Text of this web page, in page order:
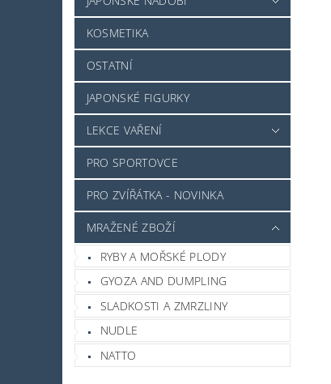
KOSMETIKA
OSTATNÍ
JAPONSKÉ FIGURKY
LEKCE VAŘENÍ
PRO SPORTOVCE
PRO ZVÍŘÁTKA - NOVINKA
MRAŽENÉ ZBOŽÍ
RYBY A MOŘSKÉ PLODY
GYOZA AND DUMPLING
SLADKOSTI A ZMRZLINY
NUDLE
NATTO